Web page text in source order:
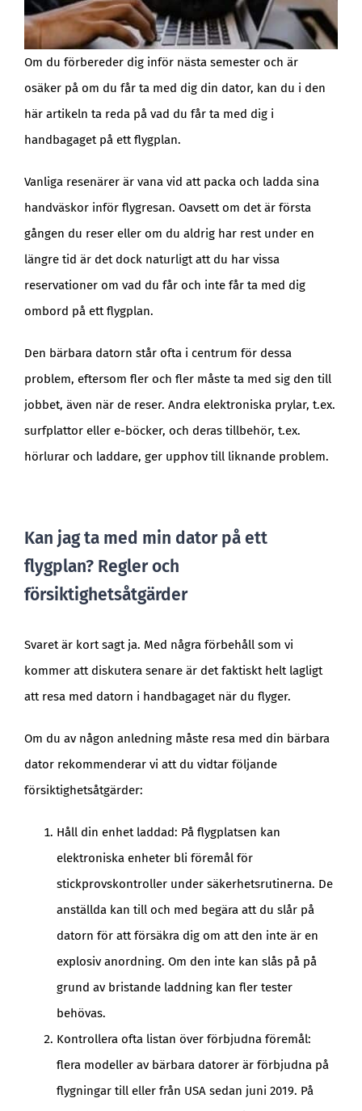
Om du förbereder dig inför nästa semester och är
osäker på om du får ta med dig din dator, kan du i den
här artikeln ta reda på vad du får ta med dig i
handbagaget på ett flygplan.
Vanliga resenärer är vana vid att packa och ladda sina
handväskor inför flygresan. Oavsett om det är första
gången du reser eller om du aldrig har rest under en
längre tid är det dock naturligt att du har vissa
reservationer om vad du får och inte får ta med dig
ombord på ett flygplan.
Den bärbara datorn står ofta i centrum för dessa
problem, eftersom fler och fler måste ta med sig den till
jobbet, även när de reser. Andra elektroniska prylar, t.ex.
surfplattor eller e-böcker, och deras tillbehör, t.ex.
hörlurar och laddare, ger upphov till liknande problem.
Kan jag ta med min dator på ett
flygplan? Regler och
försiktighetsåtgärder
Svaret är kort sagt ja. Med några förbehåll som vi
kommer att diskutera senare är det faktiskt helt lagligt
att resa med datorn i handbagaget när du flyger.
Om du av någon anledning måste resa med din bärbara
dator rekommenderar vi att du vidtar följande
försiktighetsåtgärder:
Håll din enhet laddad: På flygplatsen kan
elektroniska enheter bli föremål för
stickprovskontroller under säkerhetsrutinerna. De
anställda kan till och med begära att du slår på
datorn för att försäkra dig om att den inte är en
explosiv anordning. Om den inte kan slås på på
grund av bristande laddning kan fler tester
behövas.
Kontrollera ofta listan över förbjudna föremål:
flera modeller av bärbara datorer är förbjudna på
flygningar till eller från USA sedan juni 2019. På